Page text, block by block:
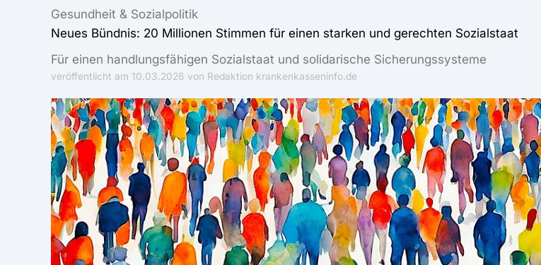
Gesundheit & Sozialpolitik
Neues Bündnis: 20 Millionen Stimmen für einen starken und gerechten Sozialstaat
Für einen handlungsfähigen Sozialstaat und solidarische Sicherungssysteme
veröffentlicht am 10.03.2026 von Redaktion krankenkasseninfo.de